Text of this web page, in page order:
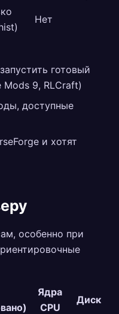
Нет
готовый
9, RLCraft)
доступные
и хотят
особенно при
Ядра
CPU
Диск